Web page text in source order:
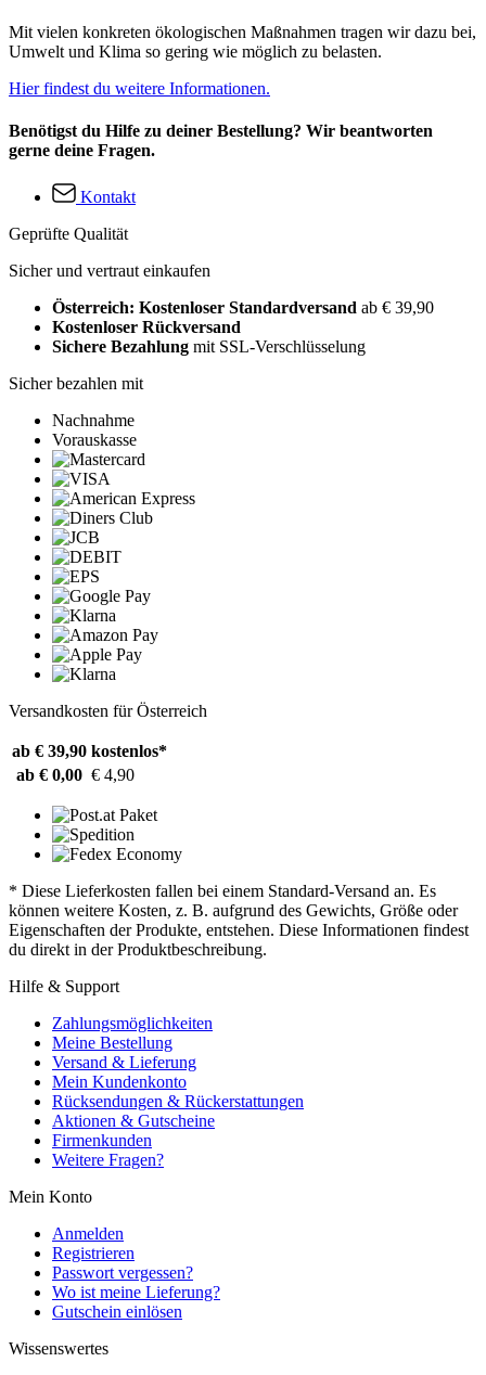
Mit vielen konkreten ökologischen Maßnahmen tragen wir dazu bei,
Umwelt und Klima so gering wie möglich zu belasten.
Hier findest du weitere Informationen.
Benötigst du Hilfe zu deiner Bestellung? Wir beantworten
gerne deine Fragen.
Kontakt
Geprüfte Qualität
Sicher und vertraut einkaufen
Österreich: Kostenloser Standardversand ab € 39,90
Kostenloser Rückversand
Sichere Bezahlung mit SSL-Verschlüsselung
Sicher bezahlen mit
Nachnahme
Vorauskasse
Versandkosten für Österreich
ab € 39,90 kostenlos*
ab € 0,00 € 4,90
* Diese Lieferkosten fallen bei einem Standard-Versand an. Es
können weitere Kosten, z. B. aufgrund des Gewichts, Größe oder
Eigenschaften der Produkte, entstehen. Diese Informationen findest
du direkt in der Produktbeschreibung.
Hilfe & Support
Zahlungsmöglichkeiten
Meine Bestellung
Versand & Lieferung
Mein Kundenkonto
Rücksendungen & Rückerstattungen
Aktionen & Gutscheine
Firmenkunden
Weitere Fragen?
Mein Konto
Anmelden
Registrieren
Passwort vergessen?
Wo ist meine Lieferung?
Gutschein einlösen
Wissenswertes